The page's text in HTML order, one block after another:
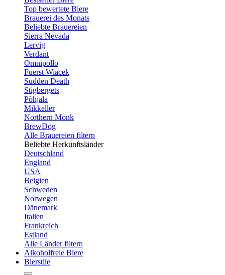
Top bewertete Biere
Brauerei des Monats
Beliebte Brauereien
Sierra Nevada
Lervig
Verdant
Omnipollo
Fuerst Wiacek
Sudden Death
Stigbergets
Põhjala
Mikkeller
Northern Monk
BrewDog
Alle Brauereien filtern
Beliebte Herkunftsländer
Deutschland
England
USA
Belgien
Schweden
Norwegen
Dänemark
Italien
Frankreich
Estland
Alle Länder filtern
Alkoholfreie Biere
Bierstile